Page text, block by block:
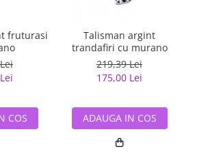
cu aur
fruturasi
COS
Talisman argint
trandafiri cu murano
219,39 Lei
175,00 Lei
ADAUGA IN COS